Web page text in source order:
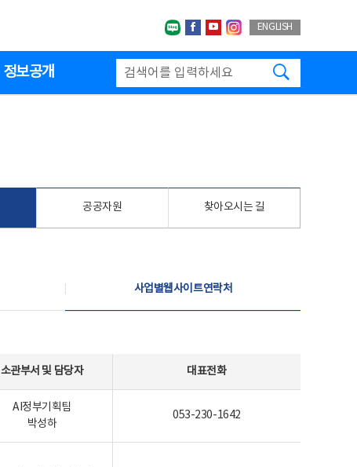
네이버블로그
페이스북
유투브인스타그랩
ENGLISH
정보공개
공공자원 찾아오시는 길
사업별웹사이트연락처
소관부서 및 담당자 대표전화
AI정부기획팀
박성하
053-230-1642